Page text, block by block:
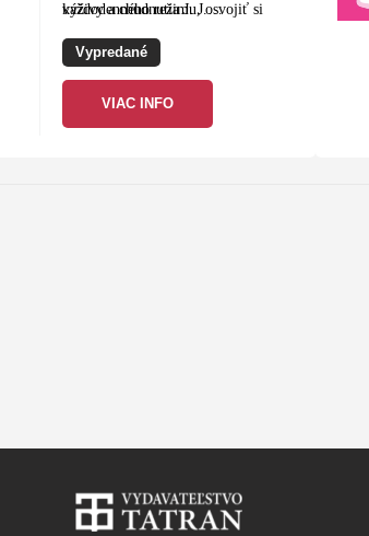
každodenného režimu, osvojiť si
zdravšie stravovacie návyky a
upevniť zdravie
výživy a chudnutia J. J.
Smithová…
Vypredané
VIAC INFO